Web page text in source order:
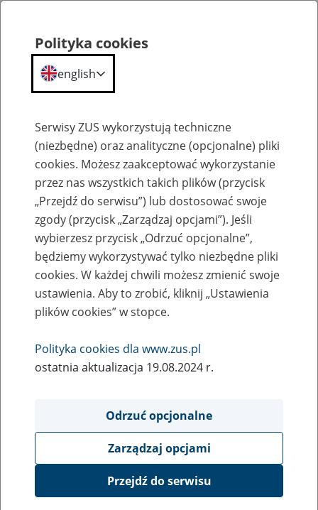
Komunikaty
Ograniczenie w dostępie do portalu PUE
ZUS w nocy z 1 na 2 października 2021 r.
30
September
2021
serwisowych 1 października 2021 r. (piątek) od godziny
20:00 do godziny 03:00 następnego dnia, mogą wystąpić
ograniczenia w dostępie do portalu Platformy Usług
Elektronicznych i poszczególnych jego funkcji.
Polityka cookies
english
Serwisy ZUS wykorzystują techniczne
(niezbędne) oraz analityczne (opcjonalne) pliki
cookies. Możesz zaakceptować wykorzystanie
przez nas wszystkich takich plików (przycisk
„Przejdź do serwisu”) lub dostosować swoje
zgody (przycisk „Zarządzaj opcjami”). Jeśli
wybierzesz przycisk „Odrzuć opcjonalne”,
będziemy wykorzystywać tylko niezbędne pliki
cookies. W każdej chwili możesz zmienić swoje
ustawienia. Aby to zrobić, kliknij „Ustawienia
plików cookies” w stopce.
Polityka cookies dla www.zus.pl
ostatnia aktualizacja 19.08.2024 r.
Odrzuć opcjonalne
Zarządzaj opcjami
Przejdź do serwisu